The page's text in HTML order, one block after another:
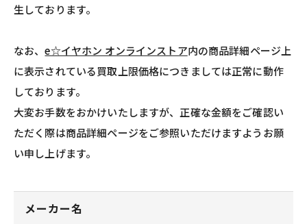
生しております。
なお、e☆イヤホン オンラインストア内の商品詳細ページ上
に表示されている買取上限価格につきましては正常に動作
しております。
大変お手数をおかけいたしますが、正確な金額をご確認い
ただく際は商品詳細ページをご参照いただけますようお願
い申し上げます。
メーカー名